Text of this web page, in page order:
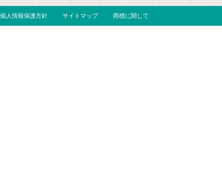
個人情報保護方針 サイトマップ 商標に関して